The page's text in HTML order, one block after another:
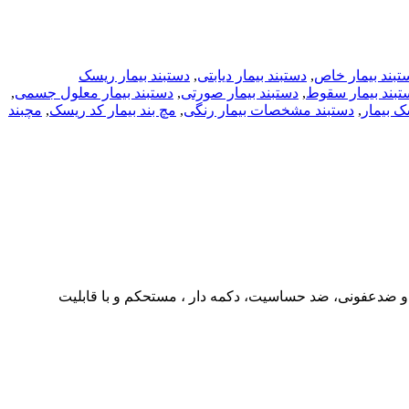
بیمار خاص, دستبند بیمار دیابتی, دستبند بیمار ریسک
بیمار سقوط, دستبند بیمار صورتی, دستبند بیمار معلول جسمی,
بیمار , دستبند مشخصات بیمار رنگی, مچ بند بیمار کد ریسک, مچبند
ضدعفونی، ضد حساسیت، دکمه دار ، مستحکم و با قابلیت